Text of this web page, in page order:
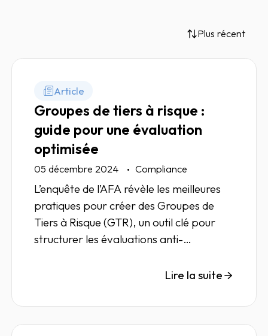
Plus récent
Article
Groupes de tiers à risque :
guide pour une évaluation
optimisée
05 décembre 2024 Compliance
L’enquête de l’AFA révèle les meilleures
pratiques pour créer des Groupes de
Tiers à Risque (GTR), un outil clé pour
structurer les évaluations anti-
Lire la suite